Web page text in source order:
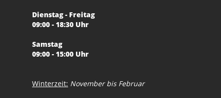
Dienstag - Freitag
09:00 - 18:30 Uhr
Samstag
09:00 - 15:00 Uhr
Winterzeit: November bis Februar